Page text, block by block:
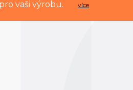
vaši výrobu. více